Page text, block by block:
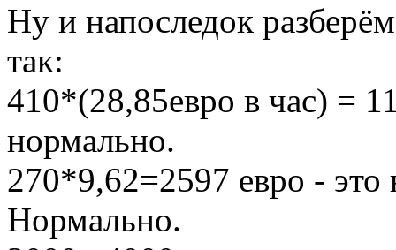
Ну и напоследок
так:
410*(28,85евро в час) =
нормально.
270*9,62=2597 евро - это
Нормально.